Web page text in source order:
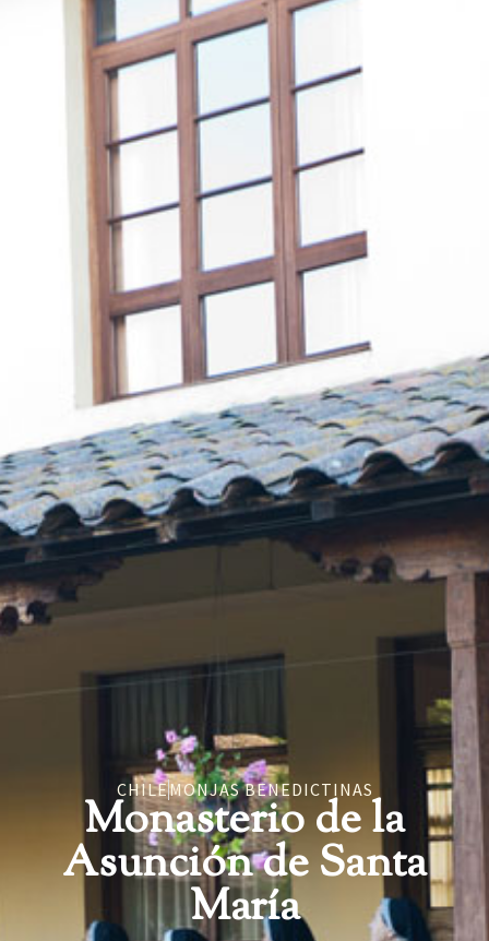
CHILEMONJAS BENEDICTINAS
Monasterio de la
Asunción de Santa
María